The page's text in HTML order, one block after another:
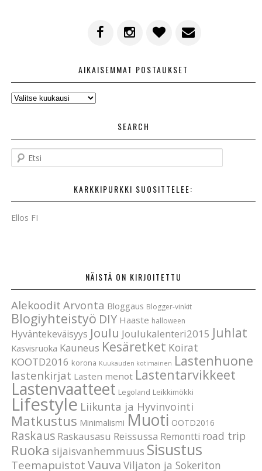
AIKAISEMMAT POSTAUKSET
AIKAISEMMAT
SEARCH
t
KARKKIPURKKI SUOSITTELEE:
Ellos FI
NÄISTÄ ON KIRJOITETTU
Alekoodit Arvonta Bloggaus Blogger-vinkit
Blogiyhteistyö DIY Haaste halloween
Hyväntekeväisyys Joulu Joulukalenteri2015 Juhlat
Kasvisruoka Kauneus Kesäretket Koirat
KOOTD2016 korona Kuukauden kotimainen Lastenhuone
lastenkirjat Lasten menot Lastentarvikkeet
Lastenvaatteet Legoland Leikkimökki
Lifestyle Liikunta ja Hyvinvointi
Matkustus Minimalismi Muoti OOTD2016
Raskaus Raskausasu Reissussa Remontti road trip
Ruoka sijaisvanhemmuus Sisustus
Teemapuistot Vauva Viljaton ja Sokeriton